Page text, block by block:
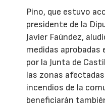
Pino, que estuvo
presidente de la
Javier Faúndez,
medidas aprobadas
por la Junta de
las zonas
incendios de la
beneficiarán